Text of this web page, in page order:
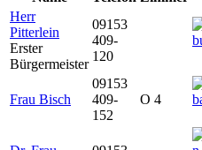
Herr
Pitterlein
Erster
Bürgermeister
09153
409-
120
Frau Bisch
09153
409-
152
O 4